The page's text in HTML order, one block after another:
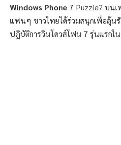
Windows Phone 7 Puzzle? บนเ
แฟนๆ ชาวไทยได้ร่วมสนุกเพื่อลุ้น
ปฏิบัติการวินโดวส์โฟน 7 รุ่นแรกใ